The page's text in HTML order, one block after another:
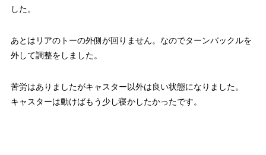
した。
あとはリアのトーの外側が回りません。なのでターンバックルを
外して調整をしました。
苦労はありましたがキャスター以外は良い状態になりました。
キャスターは動けばもう少し寝かしたかったです。